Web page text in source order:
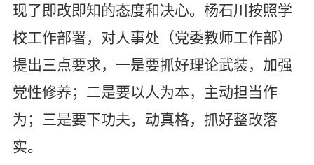
现了即改即知的态度和决心。杨石川按照学
校工作部署，对人事处（党委教师工作部）
提出三点要求，一是要抓好理论武装，加强
党性修养；二是要以人为本，主动担当作
为；三是要下功夫，动真格，抓好整改落
实。